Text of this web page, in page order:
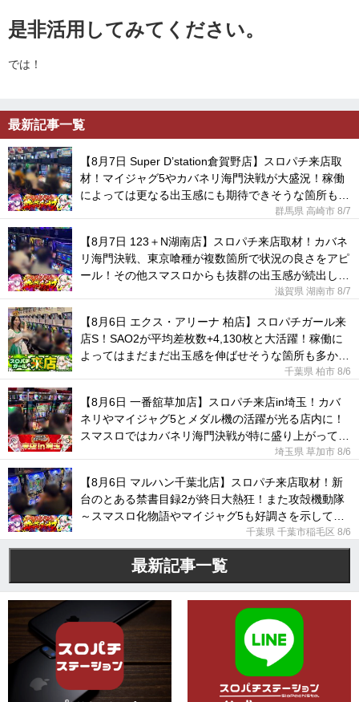
是非活用してみてください。
では！
最新記事一覧
【8月7日 Super D’station倉賀野店】スロパチ来店取
材！マイジャグ5やカバネリ海門決戦が大盛況！稼働
によっては更なる出玉感にも期待できそうな箇所も見
群馬県 高崎市 8/7
【8月7日 123＋N湖南店】スロパチ来店取材！カバネ
リ海門決戦、東京喰種が複数箇所で状況の良さをアピ
ール！その他スマスロからも抜群の出玉感が続出して
滋賀県 湖南市 8/7
【8月6日 エクス・アリーナ 柏店】スロパチガール来
店S！SAO2が平均差枚数+4,130枚と大活躍！稼働に
よってはまだまだ出玉感を伸ばせそうな箇所も多かっ
千葉県 柏市 8/6
【8月6日 一番舘草加店】スロパチ来店in埼玉！カバ
ネリやマイジャグ5とメダル機の活躍が光る店内に！
スマスロではカバネリ海門決戦が特に盛り上がってい
埼玉県 草加市 8/6
【8月6日 マルハン千葉北店】スロパチ来店取材！新
台のとある禁書目録2が終日大熱狂！また攻殻機動隊
～スマスロ化物語やマイジャグ5も好調さを示してい
千葉県 千葉市稲毛区 8/6
最新記事一覧